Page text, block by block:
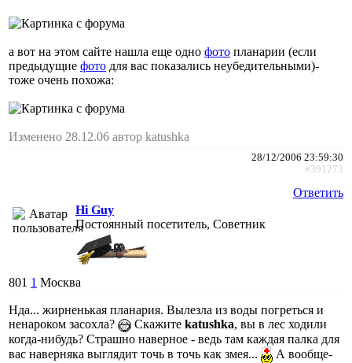
а вот на этом сайте нашла еще одно фото планарии (если
предыдущие фото для вас показались неубедительными)-
тоже очень похожа:
Изменено 28.12.06 автор katushka
28/12/2006 23:59:30
#391273
Ответить
Hi Guy
Постоянный посетитель, Советник
801 1 Москва
Нда... жирненькая планария. Вылезла из воды погреться и
ненароком засохла?
Скажите katushka, вы в лес ходили
когда-нибудь? Страшно наверное - ведь там каждая палка для
вас наверняка выглядит точь в точь как змея...
А вообще-